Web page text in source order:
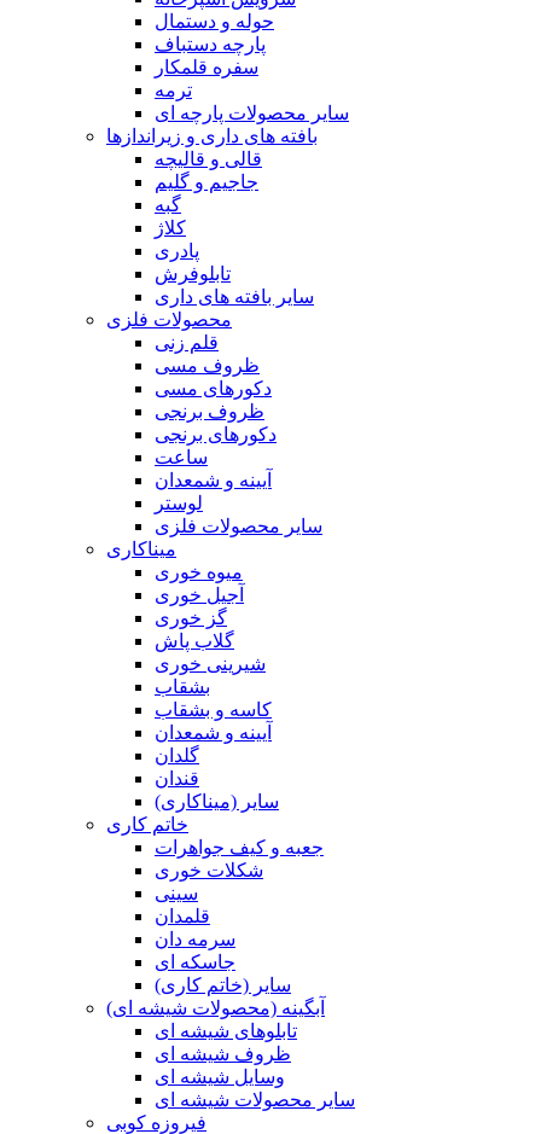
حوله و دستمال
پارچه دستباف
سفره قلمکار
ترمه
سایر محصولات پارچه ای
بافته های داری و زیراندازها
قالی و قالیچه
جاجیم و گلیم
گبه
کلاژ
پادری
تابلوفرش
سایر بافته های داری
محصولات فلزی
قلم زنی
ظروف مسی
دکورهای مسی
ظروف برنجی
دکورهای برنجی
ساعت
آیینه و شمعدان
لوستر
سایر محصولات فلزی
میناکاری
میوه خوری
آجیل خوری
گز خوری
گلاب پاش
شیرینی خوری
بشقاب
کاسه و بشقاب
آیینه و شمعدان
گلدان
قندان
سایر (میناکاری)
خاتم کاری
جعبه و کیف جواهرات
شکلات خوری
سینی
قلمدان
سرمه دان
جاسکه ای
سایر (خاتم کاری)
آبگینه (محصولات شیشه ای)
تابلوهای شیشه ای
ظروف شیشه ای
وسایل شیشه ای
سایر محصولات شیشه ای
فیروزه کوبی